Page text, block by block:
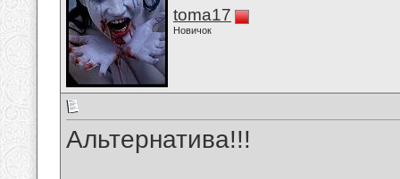
toma17
Новичок
Альтернатива!!!